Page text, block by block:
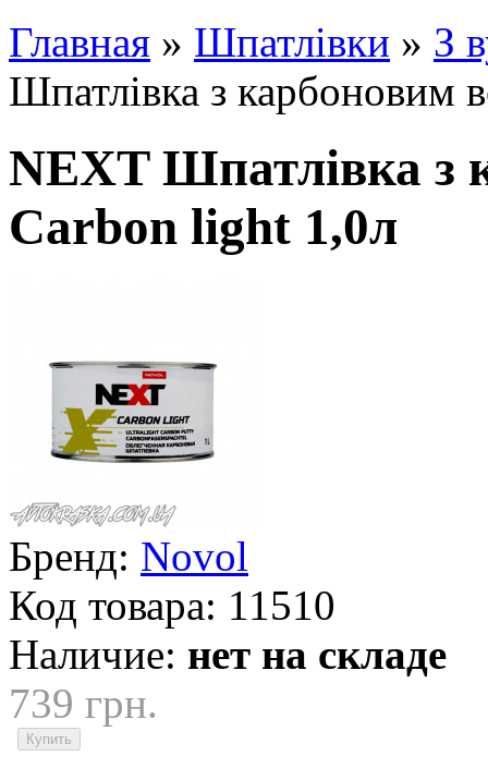
Главная » Шпатлівки » З
Шпатлівка з карбоновим
NEXT Шпатлівка з
Carbon light 1,0л
Бренд: Novol
Код товара: 11510
Наличие: нет на складе
739 грн.